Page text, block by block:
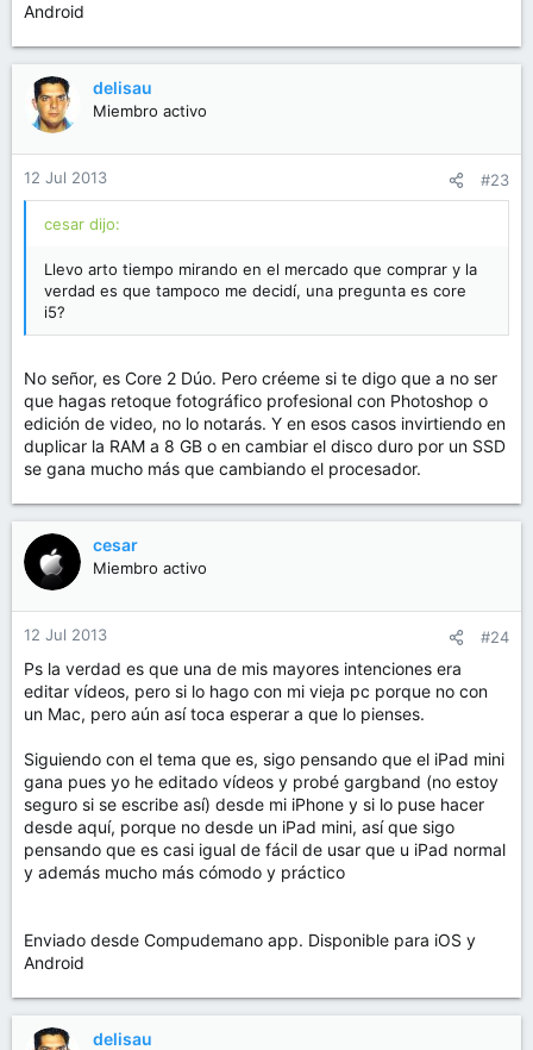
Android
delisau
Miembro activo
12 Jul 2013 #23
cesar dijo:
Llevo arto tiempo mirando en el mercado que comprar y la
verdad es que tampoco me decidí, una pregunta es core
i5?
No señor, es Core 2 Dúo. Pero créeme si te digo que a no ser
que hagas retoque fotográfico profesional con Photoshop o
edición de video, no lo notarás. Y en esos casos invirtiendo en
duplicar la RAM a 8 GB o en cambiar el disco duro por un SSD
se gana mucho más que cambiando el procesador.
cesar
Miembro activo
12 Jul 2013 #24
Ps la verdad es que una de mis mayores intenciones era
editar vídeos, pero si lo hago con mi vieja pc porque no con
un Mac, pero aún así toca esperar a que lo pienses.
Siguiendo con el tema que es, sigo pensando que el iPad mini
gana pues yo he editado vídeos y probé gargband (no estoy
seguro si se escribe así) desde mi iPhone y si lo puse hacer
desde aquí, porque no desde un iPad mini, así que sigo
pensando que es casi igual de fácil de usar que u iPad normal
y además mucho más cómodo y práctico
Enviado desde Compudemano app. Disponible para iOS y
Android
delisau